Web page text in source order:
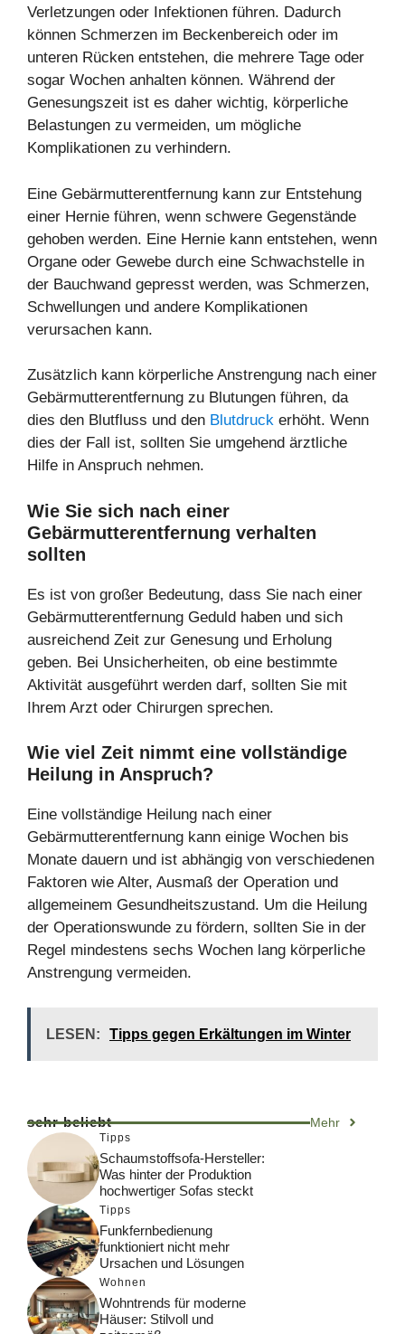
Verletzungen oder Infektionen führen. Dadurch
können Schmerzen im Beckenbereich oder im
unteren Rücken entstehen, die mehrere Tage oder
sogar Wochen anhalten können. Während der
Genesungszeit ist es daher wichtig, körperliche
Belastungen zu vermeiden, um mögliche
Komplikationen zu verhindern.
Eine Gebärmutterentfernung kann zur Entstehung
einer Hernie führen, wenn schwere Gegenstände
gehoben werden. Eine Hernie kann entstehen, wenn
Organe oder Gewebe durch eine Schwachstelle in
der Bauchwand gepresst werden, was Schmerzen,
Schwellungen und andere Komplikationen
verursachen kann.
Zusätzlich kann körperliche Anstrengung nach einer
Gebärmutterentfernung zu Blutungen führen, da
dies den Blutfluss und den Blutdruck erhöht. Wenn
dies der Fall ist, sollten Sie umgehend ärztliche
Hilfe in Anspruch nehmen.
Wie Sie sich nach einer
Gebärmutterentfernung verhalten
sollten
Es ist von großer Bedeutung, dass Sie nach einer
Gebärmutterentfernung Geduld haben und sich
ausreichend Zeit zur Genesung und Erholung
geben. Bei Unsicherheiten, ob eine bestimmte
Aktivität ausgeführt werden darf, sollten Sie mit
Ihrem Arzt oder Chirurgen sprechen.
Wie viel Zeit nimmt eine vollständige
Heilung in Anspruch?
Eine vollständige Heilung nach einer
Gebärmutterentfernung kann einige Wochen bis
Monate dauern und ist abhängig von verschiedenen
Faktoren wie Alter, Ausmaß der Operation und
allgemeinem Gesundheitszustand. Um die Heilung
der Operationswunde zu fördern, sollten Sie in der
Regel mindestens sechs Wochen lang körperliche
Anstrengung vermeiden.
LESEN: Tipps gegen Erkältungen im Winter
sehr beliebt Mehr
Tipps
Schaumstoffsofa-Hersteller:
Was hinter der Produktion
hochwertiger Sofas steckt
Tipps
Funkfernbedienung
funktioniert nicht mehr
Ursachen und Lösungen
Wohnen
Wohntrends für moderne
Häuser: Stilvoll und